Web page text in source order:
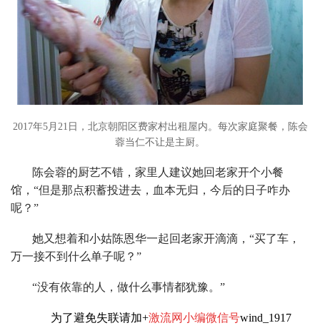
2017年5月21日，北京朝阳区费家村出租屋内。每次家庭聚餐，陈会
蓉当仁不让是主厨。
陈会蓉的厨艺不错，家里人建议她回老家开个小餐
馆，“但是那点积蓄投进去，血本无归，今后的日子咋办
呢？”
她又想着和小姑陈恩华一起回老家开滴滴，“买了车，
万一接不到什么单子呢？”
“没有依靠的人，做什么事情都犹豫。”
为了避免失联请加+激流网小编微信号wind_1917